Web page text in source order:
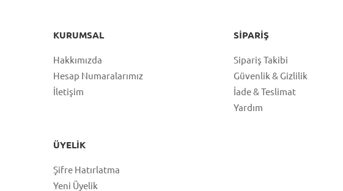
KURUMSAL
Hakkımızda
Hesap Numaralarımız
İletişim
SIPARIŞ
Sipariş Takibi
Güvenlik & Gizlilik
İade & Teslimat
Yardım
ÜYELIK
Şifre Hatırlatma
Yeni Üyelik